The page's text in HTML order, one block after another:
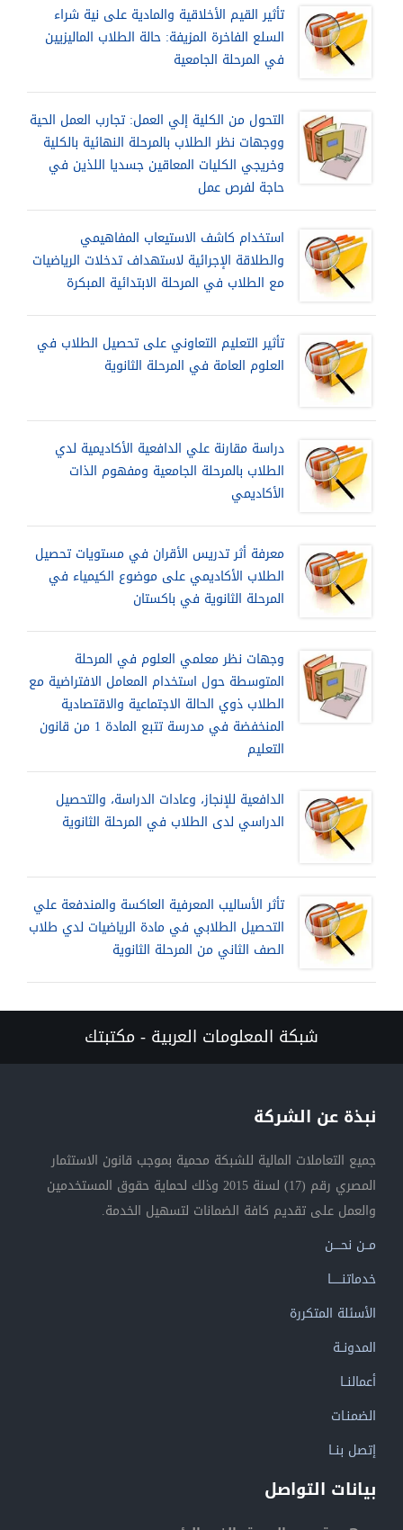
تأثير القيم الأخلاقية والمادية على نية شراء
السلع الفاخرة المزيفة: حالة الطلاب الماليزيين
في المرحلة الجامعية
التحول من الكلية إلي العمل: تجارب العمل الحية
ووجهات نظر الطلاب بالمرحلة النهائية بالكلية
وخريجي الكليات المعاقين جسديا اللذين في
حاجة لفرص عمل
استخدام كاشف الاستيعاب المفاهيمي
والطلاقة الإجرائية لاستهداف تدخلات الرياضيات
مع الطلاب في المرحلة الابتدائية المبكرة
تأثير التعليم التعاوني على تحصيل الطلاب في
العلوم العامة في المرحلة الثانوية
دراسة مقارنة علي الدافعية الأكاديمية لدي
الطلاب بالمرحلة الجامعية ومفهوم الذات
الأكاديمي
معرفة أثر تدريس الأقران في مستويات تحصيل
الطلاب الأكاديمي على موضوع الكيمياء في
المرحلة الثانوية في باكستان
وجهات نظر معلمي العلوم في المرحلة
المتوسطة حول استخدام المعامل الافتراضية مع
الطلاب ذوي الحالة الاجتماعية والاقتصادية
المنخفضة في مدرسة تتبع المادة 1 من قانون
التعليم
الدافعية للإنجاز، وعادات الدراسة، والتحصيل
الدراسي لدى الطلاب في المرحلة الثانوية
تأثر الأساليب المعرفية العاكسة والمندفعة علي
التحصيل الطلابي في مادة الرياضيات لدي طلاب
الصف الثاني من المرحلة الثانوية
شبكة المعلومات العربية - مكتبتك
نبذة عن الشركة
جميع التعاملات المالية للشبكة محمية بموجب قانون الاستثمار
المصري رقم (17) لسنة 2015 وذلك لحماية حقوق المستخدمين
والعمل على تقديم كافة الضمانات لتسهيل الخدمة.
مــن نحــــن
خدماتنــــــا
الأسئلة المتكررة
المدونــة
أعمالنــا
الضمنـات
إتصل بنــا
بيانات التواصل